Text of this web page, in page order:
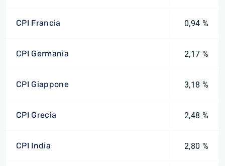
CPI Francia 0,94 %
CPI Germania 2,17 %
CPI Giappone 3,18 %
CPI Grecia 2,48 %
CPI India 2,80 %